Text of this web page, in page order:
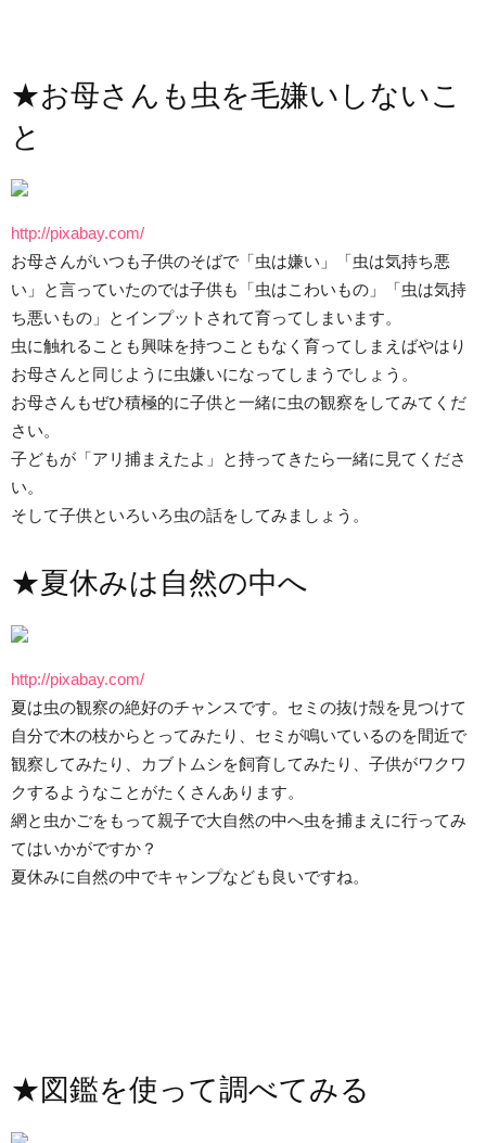
★お母さんも虫を毛嫌いしないこ
と
http://pixabay.com/
お母さんがいつも子供のそばで「虫は嫌い」「虫は気持ち悪
い」と言っていたのでは子供も「虫はこわいもの」「虫は気持
ち悪いもの」とインプットされて育ってしまいます。
虫に触れることも興味を持つこともなく育ってしまえばやはり
お母さんと同じように虫嫌いになってしまうでしょう。
お母さんもぜひ積極的に子供と一緒に虫の観察をしてみてくだ
さい。
子どもが「アリ捕まえたよ」と持ってきたら一緒に見てくださ
い。
そして子供といろいろ虫の話をしてみましょう。
★夏休みは自然の中へ
http://pixabay.com/
夏は虫の観察の絶好のチャンスです。セミの抜け殻を見つけて
自分で木の枝からとってみたり、セミが鳴いているのを間近で
観察してみたり、カブトムシを飼育してみたり、子供がワクワ
クするようなことがたくさんあります。
網と虫かごをもって親子で大自然の中へ虫を捕まえに行ってみ
てはいかがですか？
夏休みに自然の中でキャンプなども良いですね。
★図鑑を使って調べてみる